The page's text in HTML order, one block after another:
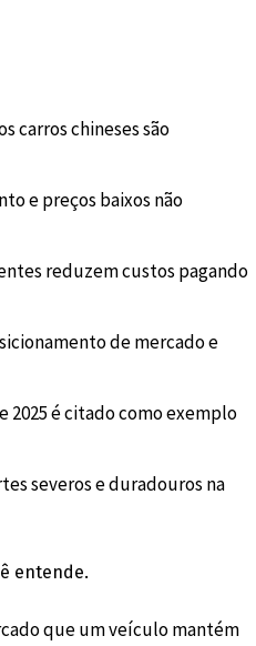
carros chineses são
e preços baixos não
reduzem custos pagando
de mercado e
2025 é citado como exemplo
severos e duradouros na
entende.
que um veículo mantém